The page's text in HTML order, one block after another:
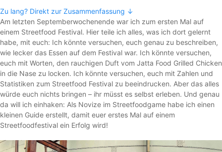
Zu lang? Direkt zur Zusammenfassung ↓
Am letzten Septemberwochenende war ich zum ersten Mal auf
einem Streetfood Festival. Hier teile ich alles, was ich dort gelernt
habe, mit euch: Ich könnte versuchen, euch genau zu beschreiben,
wie lecker das Essen auf dem Festival war. Ich könnte versuchen,
euch mit Worten, den rauchigen Duft vom Jatta Food Grilled Chicken
in die Nase zu locken. Ich könnte versuchen, euch mit Zahlen und
Statistiken zum Streetfood Festival zu beeindrucken. Aber das alles
würde euch nichts bringen – ihr müsst es selbst erleben. Und genau
da will ich einhaken: Als Novize im Streetfoodgame habe ich einen
kleinen Guide erstellt, damit euer erstes Mal auf einem
Streetfoodfestival ein Erfolg wird!